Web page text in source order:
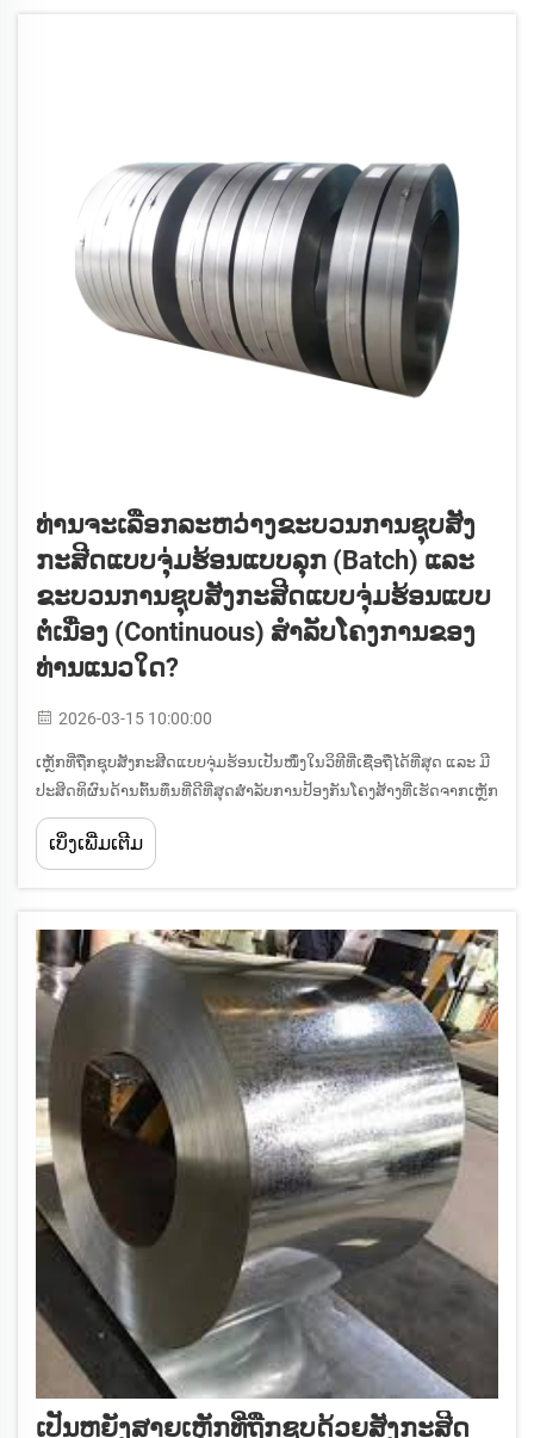
ທ່ານຈະເລືອກລະຫວ່າງຂະບວນການຊຸບສັງ
ກະສີດແບບຈຸ່ມຮ້ອນແບບລຸກ (Batch) ແລະ
ຂະບວນການຊຸບສັງກະສີດແບບຈຸ່ມຮ້ອນແບບ
ຕໍ່ເນື່ອງ (Continuous) ສຳລັບໂຄງການຂອງ
ທ່ານແນວໃດ?
2026-03-15 10:00:00
ເຫຼັກທີ່ຖືກຊຸບສັງກະສີດແບບຈຸ່ມຮ້ອນເປັນໜຶ່ງໃນວິທີທີ່ເຊື່ອຖືໄດ້ທີ່ສຸດ ແລະ ມີ
ປະສິດທິຜົນດ້ານຕົ້ນທຶນທີ່ດີທີ່ສຸດສຳລັບການປ້ອງກັນໂຄງສ້າງທີ່ເຮັດຈາກເຫຼັກ
ຈາກການກັດກິນໃນການນຳໃຊ້ດ້ານອຸດສາຫະກຳ. ເມື່ອທ່ານກຳລັງວາງແຜນ
ໂຄງການທີ່ຕ້ອງການສ່ວນປະກອບເຫຼັກທີ່ຕ້ານການກັດກິນ, ການເຂົ້າໃຈ...
ເບິ່ງເພີ່ມເຕີມ
ເປັນຫຍັງສາຍເຫຼັກທີ່ຖືກຊຸບດ້ວຍສັງກະສີດ